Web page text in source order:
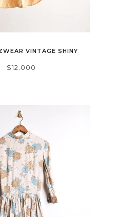
VINTAGE SHINY
$12.000